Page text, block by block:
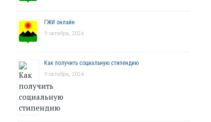
ГЖИ онлайн
9 октября, 2024
Как получить социальную стипендию
9 октября, 2024